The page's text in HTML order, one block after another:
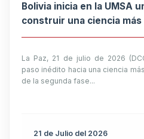
Bolivia inicia en la UMSA
construir una ciencia
La Paz, 21 de julio de 2026
paso inédito hacia una ciencia
de la segunda fase...
21 de Julio del 2026